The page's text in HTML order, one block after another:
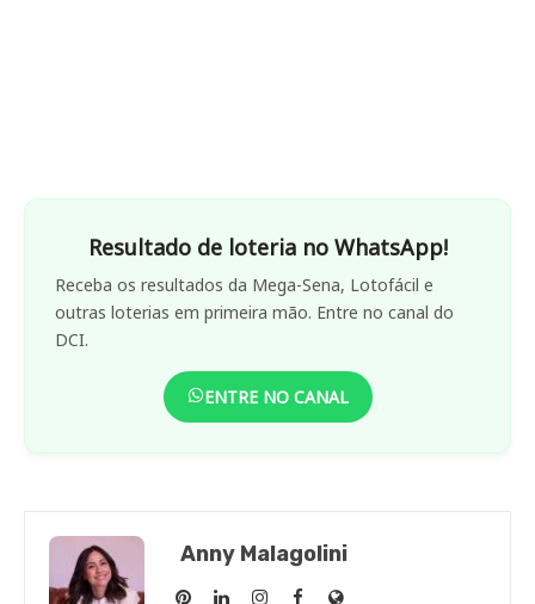
Resultado de loteria no WhatsApp!
Receba os resultados da Mega-Sena, Lotofácil e
outras loterias em primeira mão. Entre no canal do
DCI.
ENTRE NO CANAL
Anny Malagolini
AnnyAnnyAnnyAnnySite